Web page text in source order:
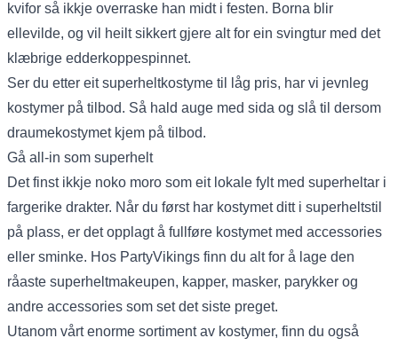
kvifor så ikkje overraske han midt i festen. Borna blir
ellevilde, og vil heilt sikkert gjere alt for ein svingtur med det
klæbrige edderkoppespinnet.
Ser du etter eit superheltkostyme til låg pris, har vi jevnleg
kostymer på tilbod. Så hald auge med sida og slå til dersom
draumekostymet kjem på tilbod.
Gå all-in som superhelt
Det finst ikkje noko moro som eit lokale fylt med superheltar i
fargerike drakter. Når du først har kostymet ditt i superheltstil
på plass, er det opplagt å fullføre kostymet med accessories
eller sminke. Hos PartyVikings finn du alt for å lage den
råaste superheltmakeupen, kapper, masker, parykker og
andre accessories som set det siste preget.
Utanom vårt enorme sortiment av kostymer, finn du også